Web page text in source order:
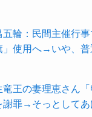
五輪：民間主催行
」使用へ→いや、普
竜王の妻理恵さん
謝罪→そっとしてあ